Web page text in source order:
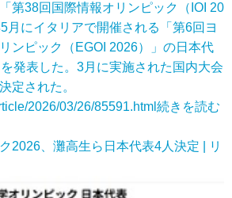
第38回国際情報オリンピック（IOI 20
月にイタリアで開催される「第6回ヨ
ンピック（EGOI 2026）」の日本代
発表した。3月に実施された国内大会
定された。
2026/03/26/85591.html 続きを読む
2026、灘高生ら日本代表4人決定 | リ